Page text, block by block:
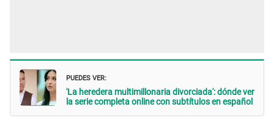
PUEDES VER:
'La heredera multimillonaria divorciada': dónde ver
la serie completa online con subtítulos en español